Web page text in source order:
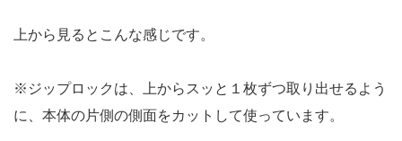
上から見るとこんな感じです。
※ジップロックは、上からスッと１枚ずつ取り出せるよう
に、本体の片側の側面をカットして使っています。